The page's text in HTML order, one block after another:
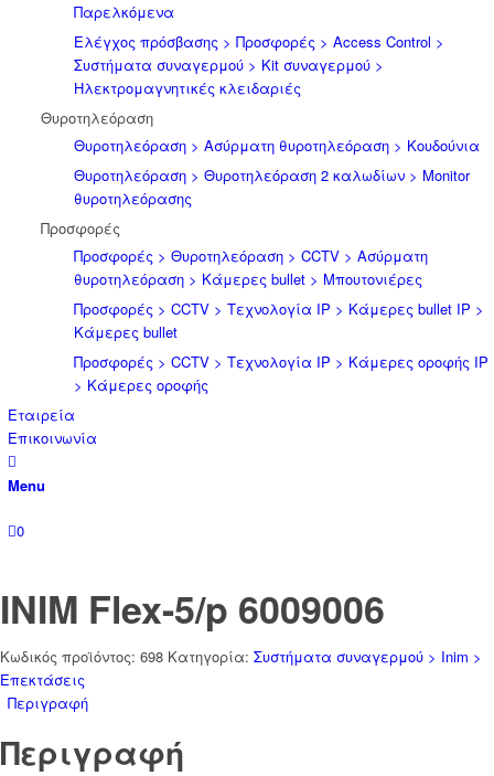
Παρελκόμενα
Ελέγχος πρόσβασης > Προσφορές > Access Control >
Συστήματα συναγερμού > Kit συναγερμού >
Ηλεκτρομαγνητικές κλειδαριές
Θυροτηλεόραση
Θυροτηλεόραση > Ασύρματη θυροτηλεόραση > Κουδούνια
Θυροτηλεόραση > Θυροτηλεόραση 2 καλωδίων > Μonitor
θυροτηλεόρασης
Προσφορές
Προσφορές > Θυροτηλεόραση > CCTV > Ασύρματη
θυροτηλεόραση > Κάμερες bullet > Μπουτονιέρες
Προσφορές > CCTV > Τεχνολογία IP > Κάμερες bullet IP >
Κάμερες bullet
Προσφορές > CCTV > Τεχνολογία IP > Κάμερες οροφής IP
> Κάμερες οροφής
Εταιρεία
Επικοινωνία
Menu
0
INIM Flex-5/p 6009006
Κωδικός προϊόντος: 698 Κατηγορία: Συστήματα συναγερμού > Inim >
Επεκτάσεις
Περιγραφή
Περιγραφή